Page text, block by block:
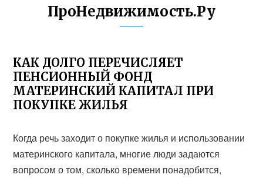
ПроНедвижимость.Ру
КАК ДОЛГО ПЕРЕЧИСЛЯЕТ
ПЕНСИОННЫЙ ФОНД
МАТЕРИНСКИЙ КАПИТАЛ ПРИ
ПОКУПКЕ ЖИЛЬЯ
Когда речь заходит о покупке жилья и использовании
материнского капитала, многие люди задаются
вопросом о том, сколько времени понадобится,